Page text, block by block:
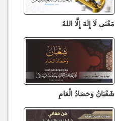
مَعْنَى لَا إِلَهَ إِلَّا اللهُ
شَعْبَانُ وَحَصَادُ الْعَامِ